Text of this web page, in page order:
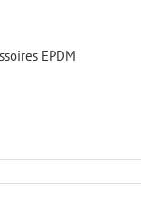
EPDM